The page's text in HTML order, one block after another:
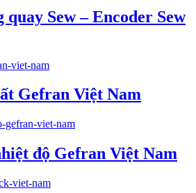
quay Sew – Encoder Sew
Gefran Việt Nam
độ Gefran Việt Nam